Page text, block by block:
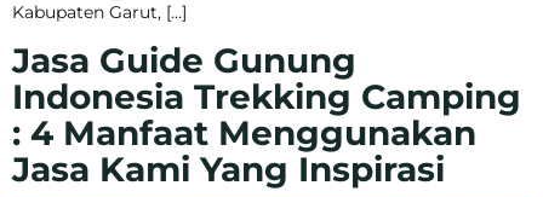
Kabupaten Garut, […]
Jasa Guide Gunung
Indonesia Trekking Camping
: 4 Manfaat Menggunakan
Jasa Kami Yang Inspirasi